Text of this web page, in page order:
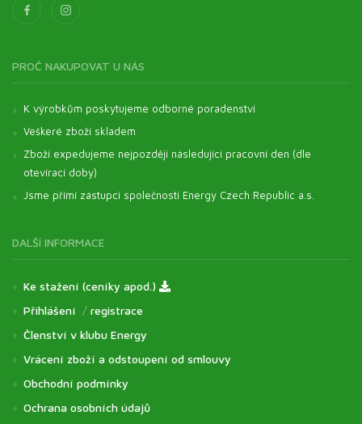
PROČ NAKUPOVAT U NÁS
K výrobkům poskytujeme odborné poradenství
Veškeré zboží skladem
Zboží expedujeme nejpozději následující pracovní den (dle
otevírací doby)
Jsme přímí zástupci společnosti Energy Czech Republic a.s.
DALŠÍ INFORMACE
Ke stažení (ceníky apod.)
Přihlášení / registrace
Členství v klubu Energy
Vrácení zboží a odstoupení od smlouvy
Obchodní podmínky
Ochrana osobních údajů